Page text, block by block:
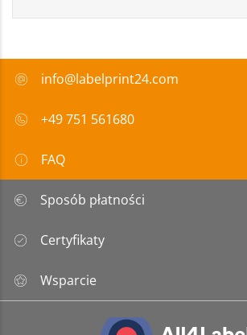
info@labelprint24.com
+49 751 561680
FAQ
Sposób płatności
Certyfikaty
Wsparcie